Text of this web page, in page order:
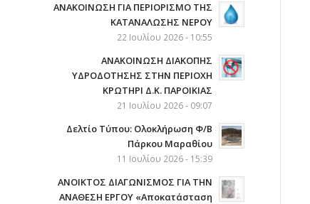
ΑΝΑΚΟΙΝΩΣΗ ΓΙΑ ΠΕΡΙΟΡΙΣΜΟ ΤΗΣ
ΚΑΤΑΝΑΛΩΣΗΣ ΝΕΡΟΥ
22 Ιουλίου 2026 - 10:55
AΝΑΚΟΙΝΩΣΗ ΔΙΑΚΟΠΗΣ
ΥΔΡΟΔΟΤΗΣΗΣ ΣΤΗΝ ΠΕΡΙΟΧΗ
ΚΡΩΤΗΡΙ Δ.Κ. ΠΑΡΟΙΚΙΑΣ
21 Ιουλίου 2026 - 09:07
Δελτίο Τύπου: Ολοκλήρωση Φ/Β
Πάρκου Μαραθίου
11 Ιουλίου 2026 - 15:39
ΑΝΟΙΚΤΟΣ ΔΙΑΓΩΝΙΣΜΟΣ ΓΙΑ ΤΗΝ
ΑΝΑΘΕΣΗ ΕΡΓΟΥ «Αποκατάσταση